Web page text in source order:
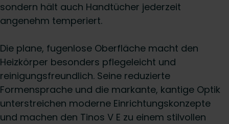
sondern hält auch Handtücher jederzeit
angenehm temperiert.
Die plane, fugenlose Oberfläche macht den
Heizkörper besonders pflegeleicht und
reinigungsfreundlich. Seine reduzierte
Formensprache und die markante, kantige Optik
unterstreichen moderne Einrichtungskonzepte
und machen den Tinos V E zu einem stilvollen